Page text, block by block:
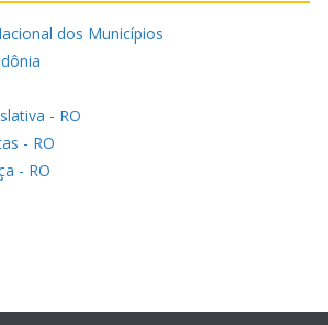
dos Municípios
- RO
- RO
- RO